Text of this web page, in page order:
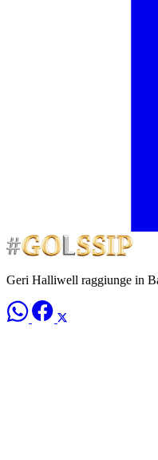
Geri Halliwell raggiunge in